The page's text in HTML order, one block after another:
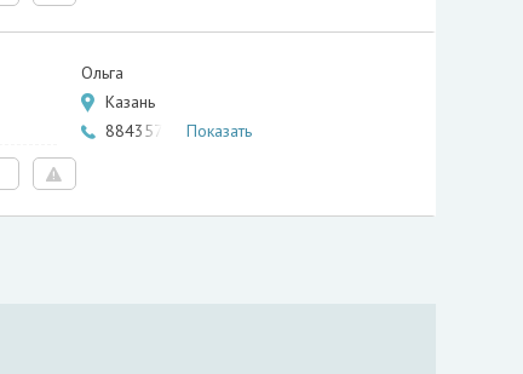
Ольга
Казань
8843571… Показать